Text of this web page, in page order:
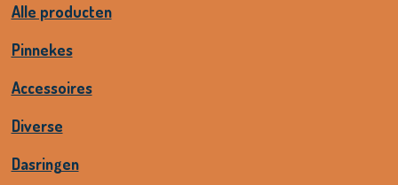
Alle producten
Pinnekes
Accessoires
Diverse
Dasringen